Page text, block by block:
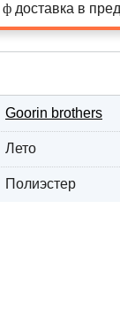
доставка в
Goorin brothers
Лето
Полиэстер